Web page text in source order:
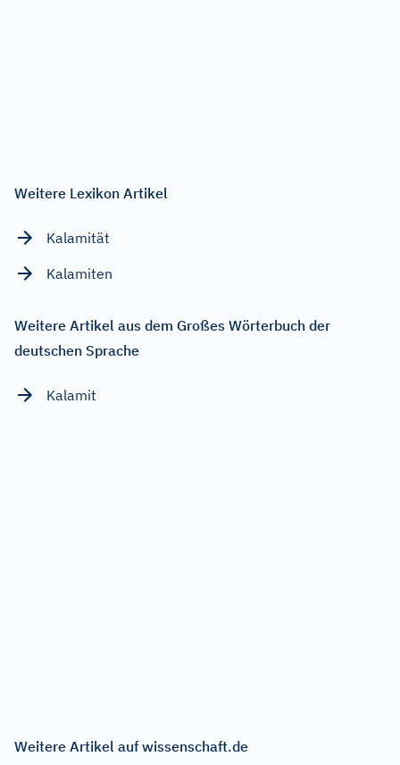
Weitere Lexikon Artikel
Kalamität
Kalamiten
Weitere Artikel aus dem Großes Wörterbuch der
deutschen Sprache
Kalamit
Weitere Artikel auf wissenschaft.de